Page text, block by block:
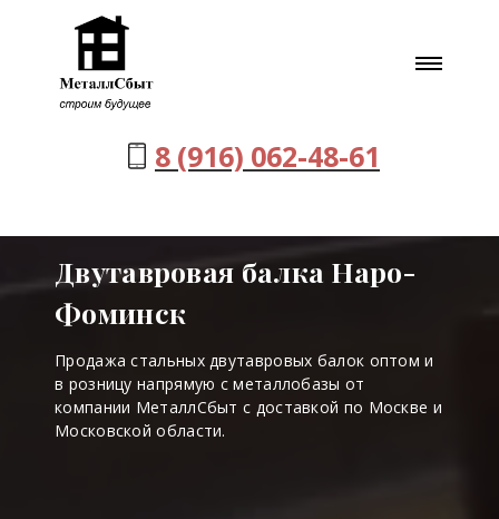
8 (916) 062-48-61
Двутавровая балка Наро-
Фоминск
Продажа стальных двутавровых балок оптом и
в розницу напрямую с металлобазы от
компании МеталлСбыт с доставкой по Москве и
Московской области.